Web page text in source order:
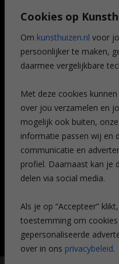
Cookies op
Om kunsthuizen.nl voor
persoonlijker te maken,
daarmee vergelijkbare
Met deze cookies
over jou verzamelen en
mogelijk ook buiten,
informatie passen wij en
communicatie en
profiel. Daarnaast kan je
delen via social media.
Als je op “Accepteer”
toestemming om
gepersonaliseerde
over in ons privacybeleid.
Voordelen
Veelgestelde vragen
CONTACT
Leiden
Amsterdam
Breda
Favorieten
Mijn art alert
NIEUWSBRIEF